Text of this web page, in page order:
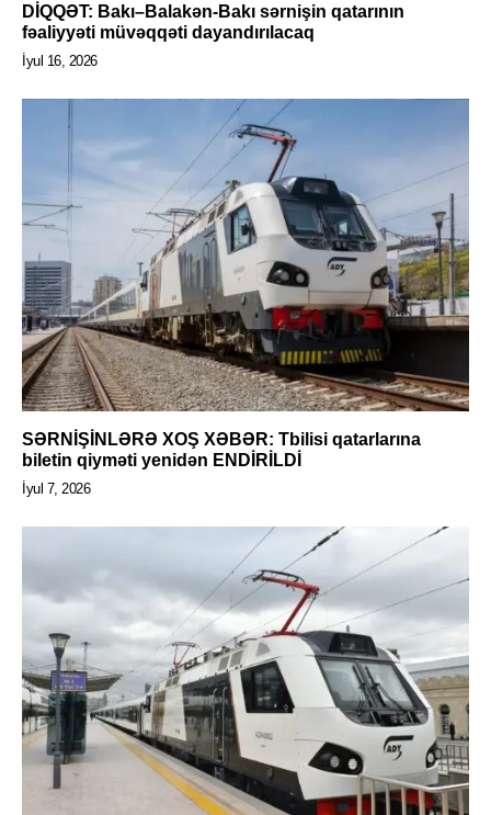
DİQQƏT: Bakı–Balakən-Bakı sərnişin qatarının
fəaliyyəti müvəqqəti dayandırılacaq
İyul 16, 2026
SƏRNİŞİNLƏRƏ XOŞ XƏBƏR: Tbilisi qatarlarına
biletin qiyməti yenidən ENDİRİLDİ
İyul 7, 2026